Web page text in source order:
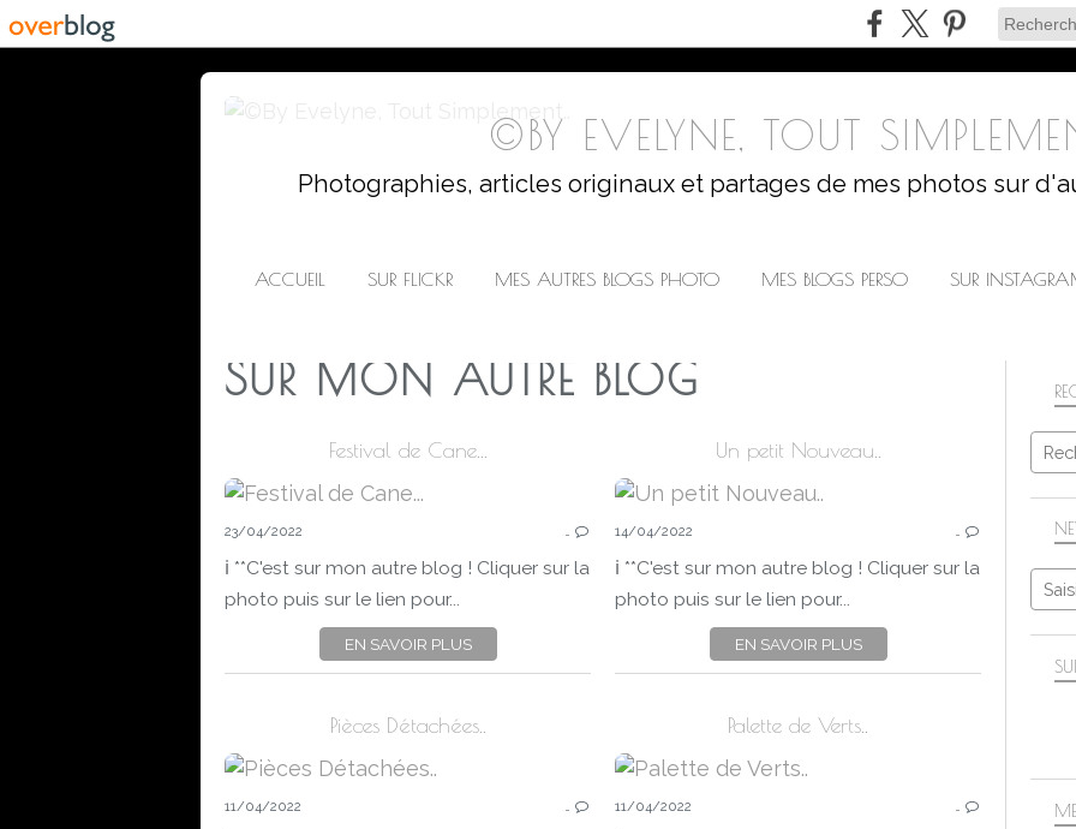
©BY EVELYNE, TOUT
Photographies, articles originaux et partages de mes photos sur
ACCUEIL SUR FLICKR MES AUTRES BLOGS PHOTO MES BLOGS PERSO SUR
SUR MON AUTRE BLOG
Festival de Cane...
SUR MON AUTRE BLOG
23/04/2022 …
ℹ️ **C'est sur mon autre blog ! Cliquer sur la
photo puis sur le lien pour...
EN SAVOIR PLUS
Un petit Nouveau..
14/04/2022 …
ℹ️ **C'est sur mon autre blog ! Cliquer sur la
photo puis sur le lien pour...
EN SAVOIR PLUS
Pièces Détachées..
SUR MON AUTRE BLOG
11/04/2022 …
Palette de Verts..
11/04/2022 …